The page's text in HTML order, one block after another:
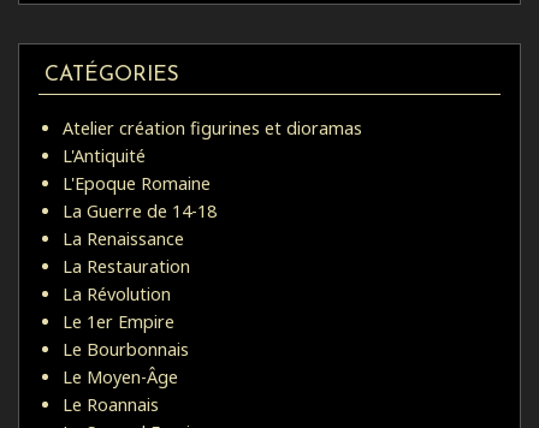
CATÉGORIES
Atelier création figurines et dioramas
L'Antiquité
L'Epoque Romaine
La Guerre de 14-18
La Renaissance
La Restauration
La Révolution
Le 1er Empire
Le Bourbonnais
Le Moyen-Âge
Le Roannais